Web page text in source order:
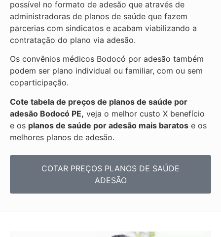
possível no formato de adesão que através de
administradoras de planos de saúde que fazem
parcerias com sindicatos e acabam viabilizando a
contratação do plano via adesão.
Os convênios médicos Bodocó por adesão também
podem ser plano individual ou familiar, com ou sem
coparticipação.
Cote tabela de preços de planos de saúde por
adesão Bodocó PE, veja o melhor custo X benefício
e os planos de saúde por adesão mais baratos e os
melhores planos de adesão.
COTAR PREÇOS PLANOS DE SAÚDE
ADESÃO